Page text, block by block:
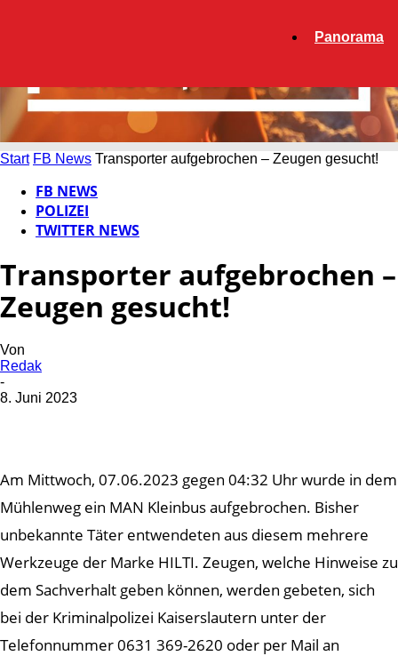
Panorama
Start FB News Transporter aufgebrochen – Zeugen gesucht!
FB NEWS
POLIZEI
TWITTER NEWS
Transporter aufgebrochen –
Zeugen gesucht!
Von
Redak
-
8. Juni 2023
Am Mittwoch, 07.06.2023 gegen 04:32 Uhr wurde in dem
Mühlenweg ein MAN Kleinbus aufgebrochen. Bisher
unbekannte Täter entwendeten aus diesem mehrere
Werkzeuge der Marke HILTI. Zeugen, welche Hinweise zu
dem Sachverhalt geben können, werden gebeten, sich
bei der Kriminalpolizei Kaiserslautern unter der
Telefonnummer 0631 369-2620 oder per Mail an